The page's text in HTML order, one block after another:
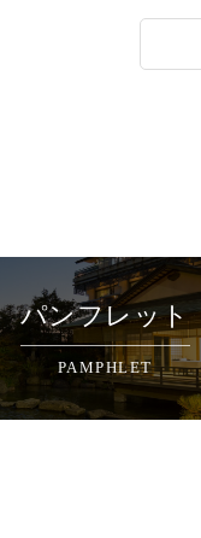
パンフレット
PAMPHLET